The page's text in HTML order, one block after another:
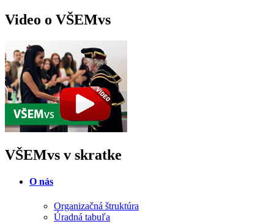
Video o VŠEMvs
VŠEMvs v skratke
O nás
Organizačná štruktúra
Úradná tabuľa